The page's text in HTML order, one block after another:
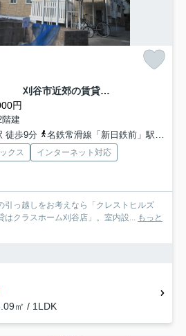
クレストヒルズ Ｂ棟 刈谷市近郊の賃貸はクラスホーム刈谷店
円
建
徒歩9分
名鉄常滑線「新日鉄前」駅 徒歩12分
クス
インターネット対応
引っ越しをお考えなら「クレストヒルズ
ラスホーム刈谷店」。室内設... もっと
㎡ / 1LDK